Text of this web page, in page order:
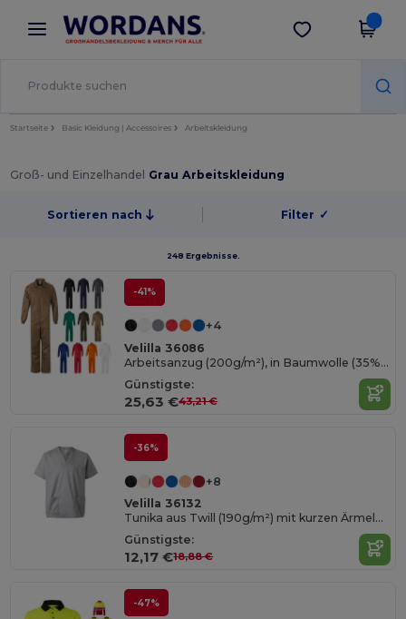
× Wordans App
Bessere Preise in der App!
App holen
Startseite Basic Kleidung | Accessoires Arbeitskleidung
Groß- und Einzelhandel Grau Arbeitskleidung
Sortieren nach Filter ✓
248 Ergebnisse.
-41%
+4
Velilla 36086
Arbeitsanzug (200g/m²), in Baumwolle (35%) und Polyester (65%)
Günstigste:
25,63 €43,21 €
-36%
+8
Velilla 36132
Tunika aus Twill (190g/m²) mit kurzen Ärmeln, aus Polyester (65%) und Baumwolle (35%)
Günstigste:
12,17 €18,88 €
-47%